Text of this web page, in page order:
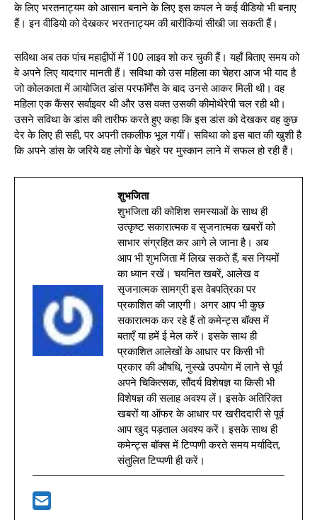
के लिए भरतनाट्यम को आसान बनाने के लिए इस कपल ने कई वीडियो भी बनाए
हैं। इन वीडियो को देखकर भरतनाट्यम की बारीकियां सीखी जा सकती हैं।
सविथा अब तक पांच महाद्वीपों में 100 लाइव शो कर चुकी हैं। यहाँ बिताए समय को
वे अपने लिए यादगार मानती हैं। सविथा को उस महिला का चेहरा आज भी याद है
जो कोलकाता में आयोजित डांस परफॉर्मेंस के बाद उनसे आकर मिली थी। वह
महिला एक कैंसर सर्वाइवर थी और उस वक्त उसकी कीमोथैरेपी चल रही थी।
उसने सविथा के डांस की तारीफ करते हुए कहा कि इस डांस को देखकर वह कुछ
देर के लिए ही सही, पर अपनी तकलीफ भूल गयीं। सविथा को इस बात की खुशी है
कि अपने डांस के जरिये वह लोगों के चेहरे पर मुस्कान लाने में सफल हो रही हैं।
शुभजिता
शुभजिता की कोशिश समस्याओं के साथ ही
उत्कृष्ट सकारात्मक व सृजनात्मक खबरों को
साभार संग्रहित कर आगे ले जाना है। अब
आप भी शुभजिता में लिख सकते हैं, बस नियमों
का ध्यान रखें। चयनित खबरें, आलेख व
सृजनात्मक सामग्री इस वेबपत्रिका पर
प्रकाशित की जाएगी। अगर आप भी कुछ
सकारात्मक कर रहे हैं तो कमेन्ट्स बॉक्स में
बताएँ या हमें ई मेल करें। इसके साथ ही
प्रकाशित आलेखों के आधार पर किसी भी
प्रकार की औषधि, नुस्खे उपयोग में लाने से पूर्व
अपने चिकित्सक, सौंदर्य विशेषज्ञ या किसी भी
विशेषज्ञ की सलाह अवश्य लें। इसके अतिरिक्त
खबरों या ऑफर के आधार पर खरीददारी से पूर्व
आप खुद पड़ताल अवश्य करें। इसके साथ ही
कमेन्ट्स बॉक्स में टिप्पणी करते समय मर्यादित,
संतुलित टिप्पणी ही करें।